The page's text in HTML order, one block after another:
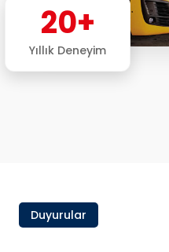
20+
Yıllık Deneyim
Duyurular